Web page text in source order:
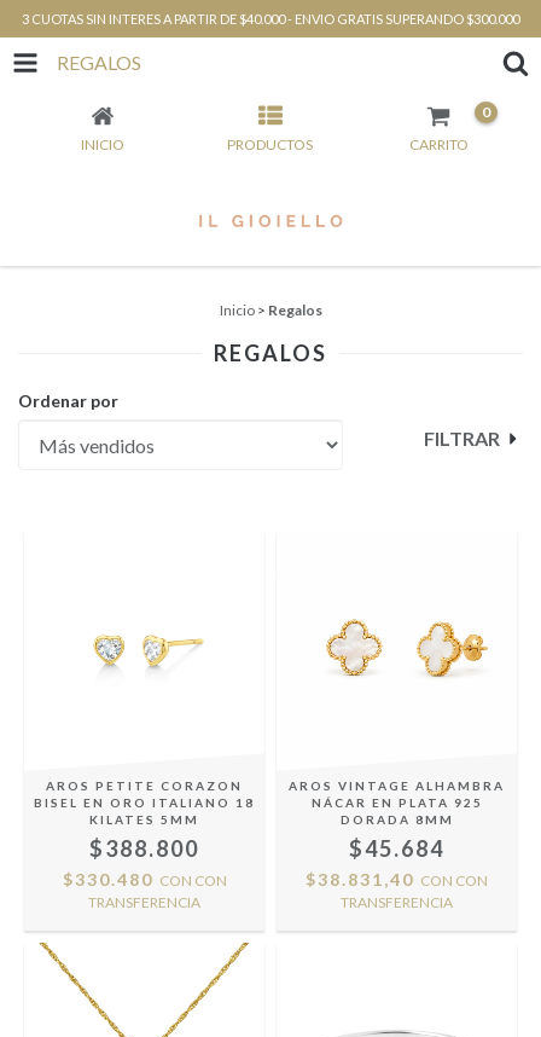
3 CUOTAS SIN INTERES A PARTIR DE $40.000 - ENVIO GRATIS SUPERANDO $300.000
REGALOS
INICIO PRODUCTOS CARRITO
0
Inicio > Regalos
REGALOS
Ordenar por
FILTRAR
AROS PETITE CORAZON
BISEL EN ORO ITALIANO 18
KILATES 5MM
$388.800
$330.480 CON CON
TRANSFERENCIA
AROS VINTAGE ALHAMBRA
NÁCAR EN PLATA 925
DORADA 8MM
$45.684
$38.831,40 CON CON
TRANSFERENCIA